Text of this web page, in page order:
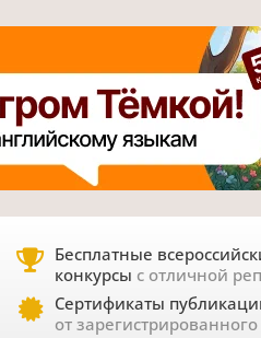
Бесплатные
конкурсы с отличной
Сертификаты
от